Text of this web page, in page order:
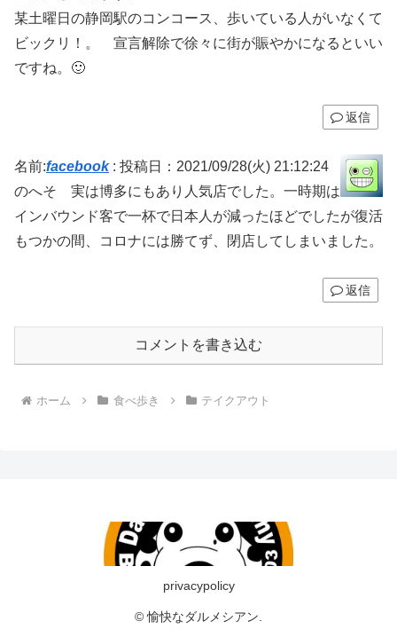
某土曜日の静岡駅のコンコース、歩いている人がいなくて
ビックリ！。 宣言解除で徐々に街が賑やかになるといい
ですね。🙂
返信
名前:facebook: 投稿日：2021/09/28(火) 21:12:24
のへそ 実は博多にもあり人気店でした。一時期は
インバウンド客で一杯で日本人が減ったほどでしたが復活
もつかの間、コロナには勝てず、閉店してしまいました。
返信
コメントを書き込む
ホーム 食べ歩き テイクアウト
privacypolicy
© 愉快なダルメシアン.